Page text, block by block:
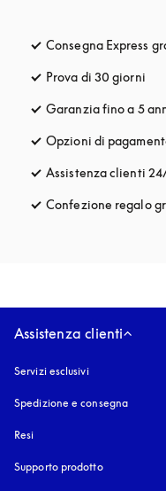
Consegna Express
Prova di 30 giorni
Garanzia fino a 5
Opzioni di
Assistenza clienti
Confezione regalo
Assistenza clienti
Servizi esclusivi
Spedizione e consegna
Resi
Supporto prodotto